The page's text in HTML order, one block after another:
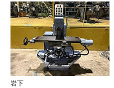
岩下